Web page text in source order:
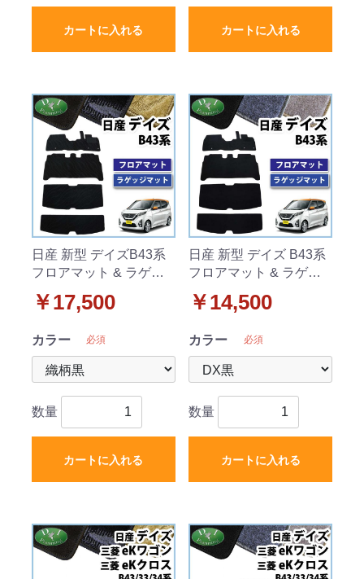
カートに入れる カートに入れる
日産 新型 デイズB43系
フロアマット & ラゲッ
リーズ
￥17,500
カラー 必須
数量
カートに入れる
日産 新型 デイズ B43系
フロアマット & ラゲッ
ーズ
￥14,500
カラー 必須
数量
カートに入れる